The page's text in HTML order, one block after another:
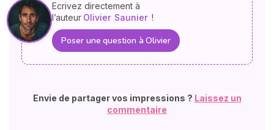
Ecrivez directement à
l’auteur Olivier Saunier !
Poser une question à Olivier
Envie de partager vos impressions ? Laissez un
commentaire